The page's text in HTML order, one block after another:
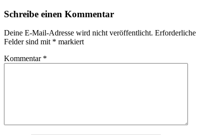
Schreibe einen Kommentar
Deine E-Mail-Adresse wird nicht veröffentlicht. Erforderliche
Felder sind mit * markiert
Kommentar *